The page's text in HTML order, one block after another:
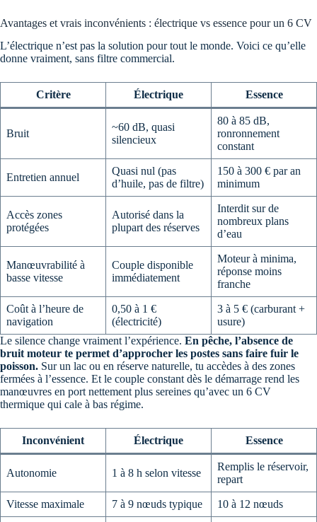
Avantages et vrais inconvénients : électrique vs essence pour un 6 CV
L’électrique n’est pas la solution pour tout le monde. Voici ce qu’elle
donne vraiment, sans filtre commercial.
Critère Électrique Essence
Bruit
~60 dB, quasi
silencieux
80 à 85 dB,
ronronnement
constant
Entretien annuel
Quasi nul (pas
d’huile, pas de filtre)
150 à 300 € par an
minimum
Accès zones
protégées
Autorisé dans la
plupart des réserves
Interdit sur de
nombreux plans
d’eau
Manœuvrabilité à
basse vitesse
Couple disponible
immédiatement
Moteur à minima,
réponse moins
franche
Coût à l’heure de
navigation
0,50 à 1 €
(électricité)
3 à 5 € (carburant +
usure)
Le silence change vraiment l’expérience. En pêche, l’absence de
bruit moteur te permet d’approcher les postes sans faire fuir le
poisson. Sur un lac ou en réserve naturelle, tu accèdes à des zones
fermées à l’essence. Et le couple constant dès le démarrage rend les
manœuvres en port nettement plus sereines qu’avec un 6 CV
thermique qui cale à bas régime.
Inconvénient Électrique Essence
Autonomie 1 à 8 h selon vitesse
Remplis le réservoir,
repart
Vitesse maximale 7 à 9 nœuds typique 10 à 12 nœuds